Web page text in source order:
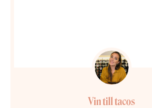
Vin till tacos